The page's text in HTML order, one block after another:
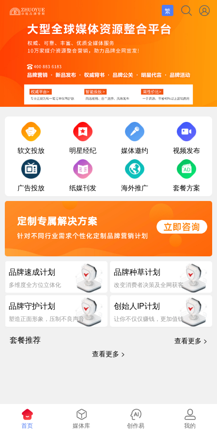
繁
软文投放 明星经纪 媒体邀约 视频发布
广告投放 纸媒刊发 海外推广 套餐方案
品牌速成计划
多维度全方位立体化
品牌种草计划
改变消费者决策及全网获客
品牌守护计划
塑造正面形象，压制不良声音
创始人IP计划
让你不仅仅赚钱，更加值钱
套餐推荐
查看更多 >
查看更多 >
首页 媒体库 创作易 我的